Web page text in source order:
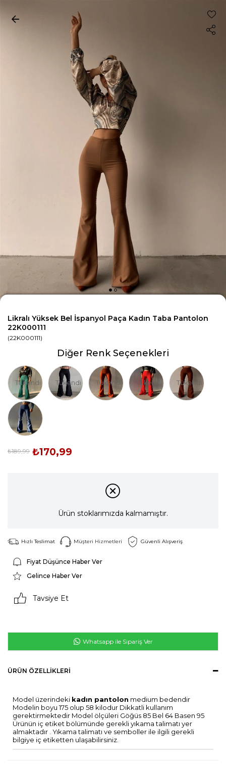
Likralı Yüksek Bel İspanyol Paça Kadın Taba Pantolon
22K000111
(22K000111)
Diğer Renk Seçenekleri
Tükendi Tükendi Tükendi Tükendi Tükendi
Tükendi
₺189,99 ₺170,99
Ürün stoklarımızda kalmamıştır.
Hızlı Teslimat Müşteri Hizmetleri Güvenli Alışveriş
Fiyat Düşünce Haber Ver
Gelince Haber Ver
Tavsiye Et
Whatsapp ile Sipariş Ver
ÜRÜN ÖZELLIKLERI
Model üzerindeki kadın pantolon medium bedendir
Modelin boyu 175 olup 58 kilodur Dikkatli kullanım
gerektirmektedir Model ölçüleri Göğüs 85 Bel 64 Basen 95
Ürünün iç etiket bölümünde gerekli yıkama talimatı yer
almaktadır . Yıkama talimatı ve semboller ile ilgili gerekli
bilgiye iç etiketten ulaşabilirsiniz.